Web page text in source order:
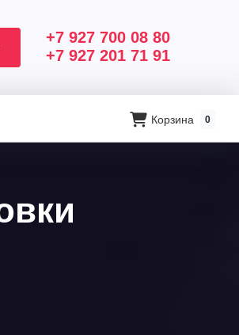
+7 927 700 08 80
+7 927 201 71 91
Корзина 0